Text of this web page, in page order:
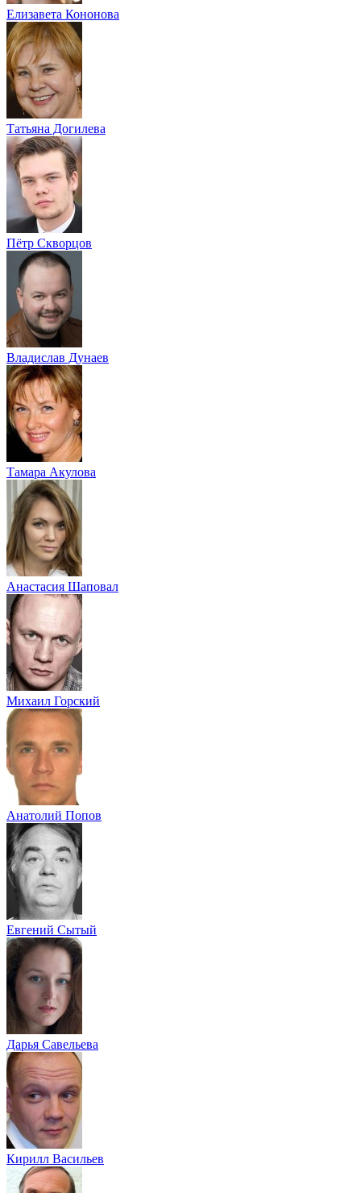
Елизавета Кононова
Татьяна Догилева
Пётр Скворцов
Владислав Дунаев
Тамара Акулова
Анастасия Шаповал
Михаил Горский
Анатолий Попов
Евгений Сытый
Дарья Савельева
Кирилл Васильев